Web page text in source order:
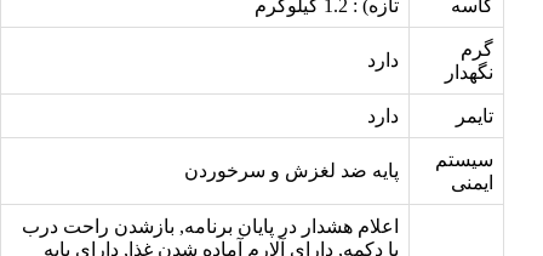
کاسه تازه) : 1.2 کیلوگرم
گرم
نگهدار
دارد
تایمر دارد
سیستم
ایمنی
پایه ضد لغزش و سرخوردن
اعلام هشدار در پایان برنامه, بازشدن راحت درب
با دکمه, دارای آلارم آماده شدن غذا, دارای پایه